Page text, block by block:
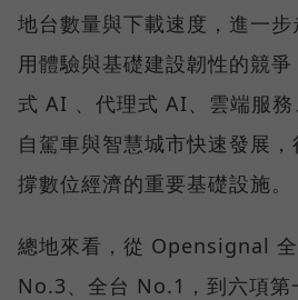
地台數量與下載速度，進一
用體驗與基礎建設韌性的競
式 AI 、代理式 AI、雲端服務
自駕車與智慧城市快速發展
撐數位經濟的重要基礎設施。
總地來看，從 Opensignal
No.3、全台 No.1，到六項第